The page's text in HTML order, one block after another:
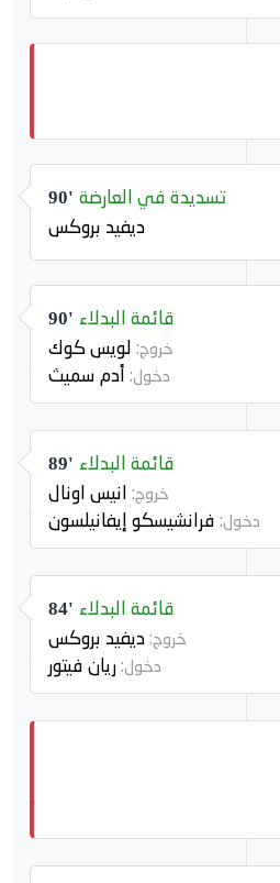
90' تسديدة في العارضة
ديفيد بروكس
90' قائمة البدلاء
خروج: لويس كوك
دخول: أدم سميث
89' قائمة البدلاء
خروج: انيس اونال
دخول: فرانشيسكو إيفانيلسون
84' قائمة البدلاء
خروج:ديفيد بروكس
دخول:ريان فيتور